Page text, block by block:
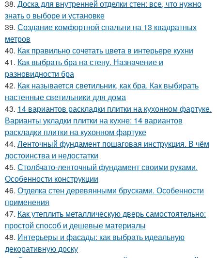
38. Доска для внутренней отделки стен: все, что нужно
знать о выборе и установке
39. Создание комфортной спальни на 13 квадратных
метров
40. Как правильно сочетать цвета в интерьере кухни
41. Как выбрать бра на стену. Назначение и
разновидности бра
42. Как называется светильник, как бра. Как выбирать
настенные светильники для дома
43. 14 вариантов раскладки плитки на кухонном фартуке.
Варианты укладки плитки на кухне: 14 вариантов
раскладки плитки на кухонном фартуке
44. Ленточный фундамент пошаговая инструкция. В чём
достоинства и недостатки
45. Столбчато-ленточный фундамент своими руками.
Особенности конструкции
46. Отделка стен деревянными брусками. Особенности
применения
47. Как утеплить металлическую дверь самостоятельно:
простой способ и дешевые материалы
48. Интерьеры и фасады: как выбрать идеальную
декоративную доску